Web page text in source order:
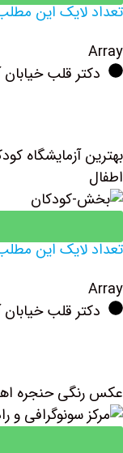
تعداد لایک این
Array
دکتر قلب خیابان
بهترین آزمایشگاه
اطفال
تعداد لایک این
Array
دکتر قلب خیابان
عکس رنگی حنجره